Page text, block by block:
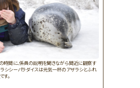
時間に、係員の説明を聞きながら間近に観察す
ラシシーパラダイスは元気一杯のアザラシとふれ
す。